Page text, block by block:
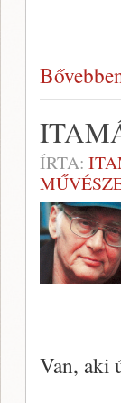
ÍRTA:
Van, aki